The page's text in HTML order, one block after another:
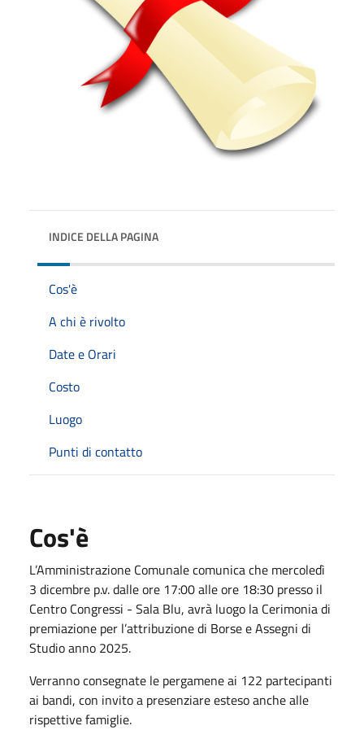
INDICE DELLA PAGINA
Cos'è
A chi è rivolto
Date e Orari
Costo
Luogo
Punti di contatto
Cos'è
L’Amministrazione Comunale comunica che mercoledì
3 dicembre p.v. dalle ore 17:00 alle ore 18:30 presso il
Centro Congressi - Sala Blu, avrà luogo la Cerimonia di
premiazione per l’attribuzione di Borse e Assegni di
Studio anno 2025.
Verranno consegnate le pergamene ai 122 partecipanti
ai bandi, con invito a presenziare esteso anche alle
rispettive famiglie.